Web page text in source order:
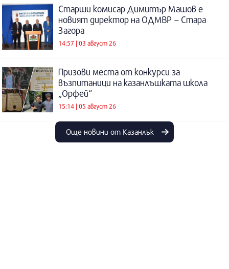
Старши комисар Димитър Машов е
новият директор на ОДМВР – Стара
Загора
14:57 | 03 август 26
Призови места от конкурси за
възпитаници на казанлъшката школа
„Орфей“
15:14 | 05 август 26
Още новини от Казанлък